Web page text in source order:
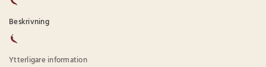
Beskrivning
Ytterligare information